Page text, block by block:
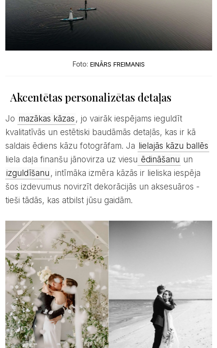
Foto: EINĀRS FREIMANIS
Akcentētas personalizētas detaļas
Jo mazākas kāzas , jo vairāk iespējams ieguldīt
kvalitatīvās un estētiski baudāmās detaļās, kas ir kā
saldais ēdiens kāzu fotogrāfam. Ja lielajās kāzu ballēs
liela daļa finanšu jānovirza uz viesu ēdināšanu un
izguldīšanu , intīmāka izmēra kāzās ir lieliska iespēja
šos izdevumus novirzīt dekorācijās un aksesuāros -
tieši tādās, kas atbilst jūsu gaidām.